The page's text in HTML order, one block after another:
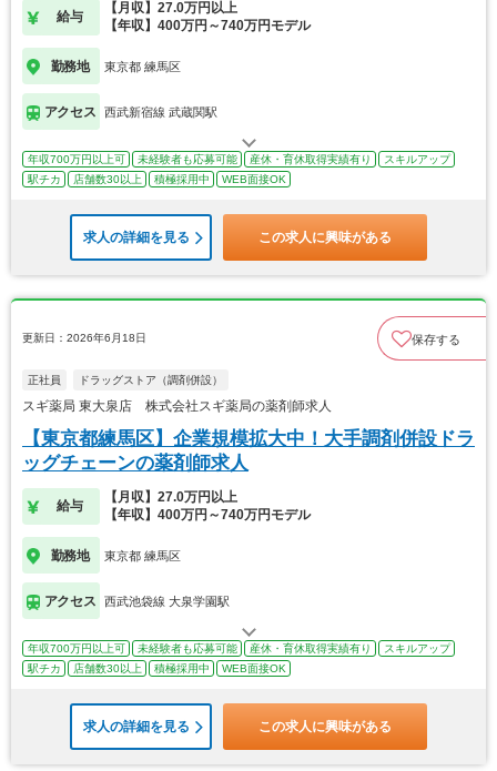
給与
【月収】27.0万円以上
【年収】400万円～740万円モデル
勤務地 東京都 練馬区
アクセス 西武新宿線 武蔵関駅
年収700万円以上可 未経験者も応募可能 産休・育休取得実績有り
スキルアップ
駅チカ
店舗数30以上 積極採用中 WEB面接OK
求人の詳細を見る この求人に興味がある
更新日：2026年6月18日 保存する
正社員 ドラッグストア（調剤併設）
スギ薬局 東大泉店 株式会社スギ薬局の薬剤師求人
【東京都練馬区】企業規模拡大中！大手調剤併設ドラ
ッグチェーンの薬剤師求人
給与
【月収】27.0万円以上
【年収】400万円～740万円モデル
勤務地 東京都 練馬区
アクセス 西武池袋線 大泉学園駅
年収700万円以上可 未経験者も応募可能 産休・育休取得実績有り
スキルアップ
駅チカ
店舗数30以上 積極採用中 WEB面接OK
求人の詳細を見る この求人に興味がある